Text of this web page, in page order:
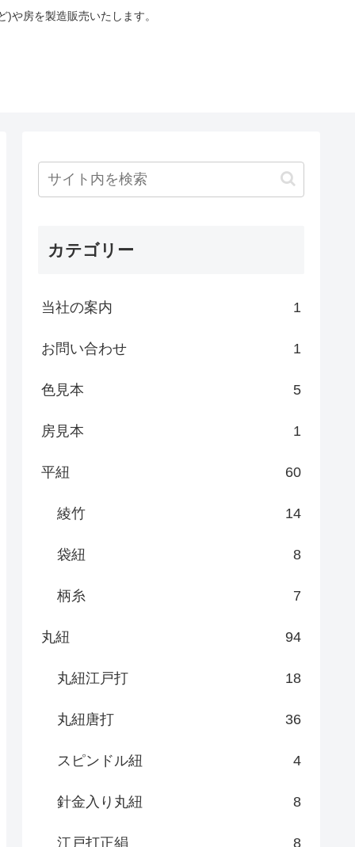
や房を製造販売いたします。
カテゴリー
当社の案内 1
お問い合わせ 1
色見本 5
房見本 1
平紐 60
綾竹 14
袋紐 8
柄糸 7
丸紐 94
丸紐江戸打 18
丸紐唐打 36
スピンドル紐 4
針金入り丸紐 8
江戸打正絹 8